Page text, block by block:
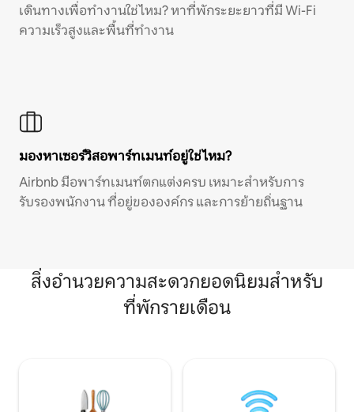
เดินทางเพื่อทำงานใช่ไหม? หาที่พักระยะยาวที่มี Wi-Fi
ความเร็วสูงและพื้นที่ทำงาน
มองหาเซอร์วิสอพาร์ทเมนท์อยู่ใช่ไหม?
Airbnb มีอพาร์ทเมนท์ตกแต่งครบ เหมาะสำหรับการ
รับรองพนักงาน ที่อยู่ขององค์กร และการย้ายถิ่นฐาน
สิ่งอำนวยความสะดวกยอดนิยมสำหรับ
ที่พักรายเดือน